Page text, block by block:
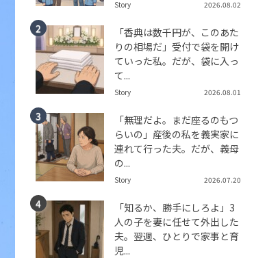
Story 2026.08.02
「香典は数千円が、このあた
りの相場だ」受付で袋を開け
ていった私。だが、袋に入っ
て...
Story 2026.08.01
「無理だよ。まだ座るのもつ
らいの」産後の私を義実家に
連れて行った夫。だが、義母
の...
Story 2026.07.20
「知るか、勝手にしろよ」3
人の子を妻に任せて外出した
夫。翌週、ひとりで家事と育
児...